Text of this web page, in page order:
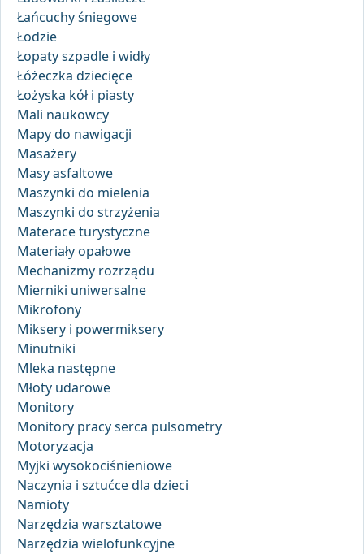
Łańcuchy śniegowe
Łodzie
Łopaty szpadle i widły
Łóżeczka dziecięce
Łożyska kół i piasty
Mali naukowcy
Mapy do nawigacji
Masażery
Masy asfaltowe
Maszynki do mielenia
Maszynki do strzyżenia
Materace turystyczne
Materiały opałowe
Mechanizmy rozrządu
Mierniki uniwersalne
Mikrofony
Miksery i powermiksery
Minutniki
Mleka następne
Młoty udarowe
Monitory
Monitory pracy serca pulsometry
Motoryzacja
Myjki wysokociśnieniowe
Naczynia i sztućce dla dzieci
Namioty
Narzędzia warsztatowe
Narzędzia wielofunkcyjne